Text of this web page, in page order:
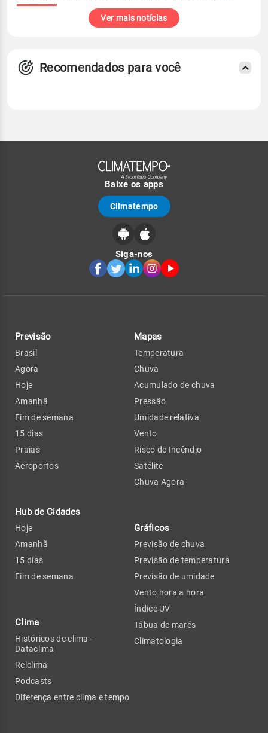
Ver mais notícias
Recomendados para você
Baixe os apps
Climatempo
Siga-nos
Previsão
Brasil
Agora
Hoje
Amanhã
Fim de semana
15 dias
Praias
Aeroportos
Hub de Cidades
Hoje
Amanhã
15 dias
Fim de semana
Clima
Históricos de clima -
Dataclima
Relclima
Podcasts
Diferença entre clima e tempo
Mapas
Temperatura
Chuva
Acumulado de chuva
Pressão
Umidade relativa
Vento
Risco de Incêndio
Satélite
Chuva Agora
Gráficos
Previsão de chuva
Previsão de temperatura
Previsão de umidade
Vento hora a hora
Índice UV
Tábua de marés
Climatologia